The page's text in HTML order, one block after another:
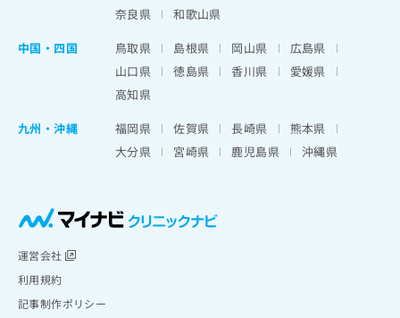
奈良県
和歌山県
中国・四国
鳥取県 島根県 岡山県
広島県
山口県
徳島県 香川県
愛媛県
高知県
九州・沖縄
福岡県 佐賀県 長崎県
熊本県
大分県
宮崎県 鹿児島県 沖縄県
運営会社
利用規約
記事制作ポリシー